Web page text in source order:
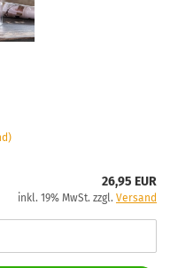
26,95 EUR
inkl. 19% MwSt. zzgl. Versand